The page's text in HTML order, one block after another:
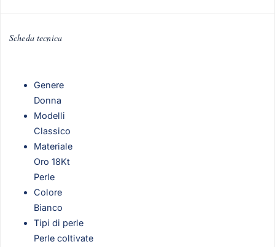
Scheda tecnica
Genere
Donna
Modelli
Classico
Materiale
Oro 18Kt
Perle
Colore
Bianco
Tipi di perle
Perle coltivate